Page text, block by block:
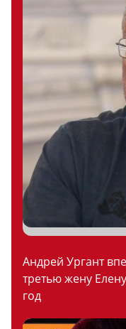
Андрей Ургант
третью жену
год